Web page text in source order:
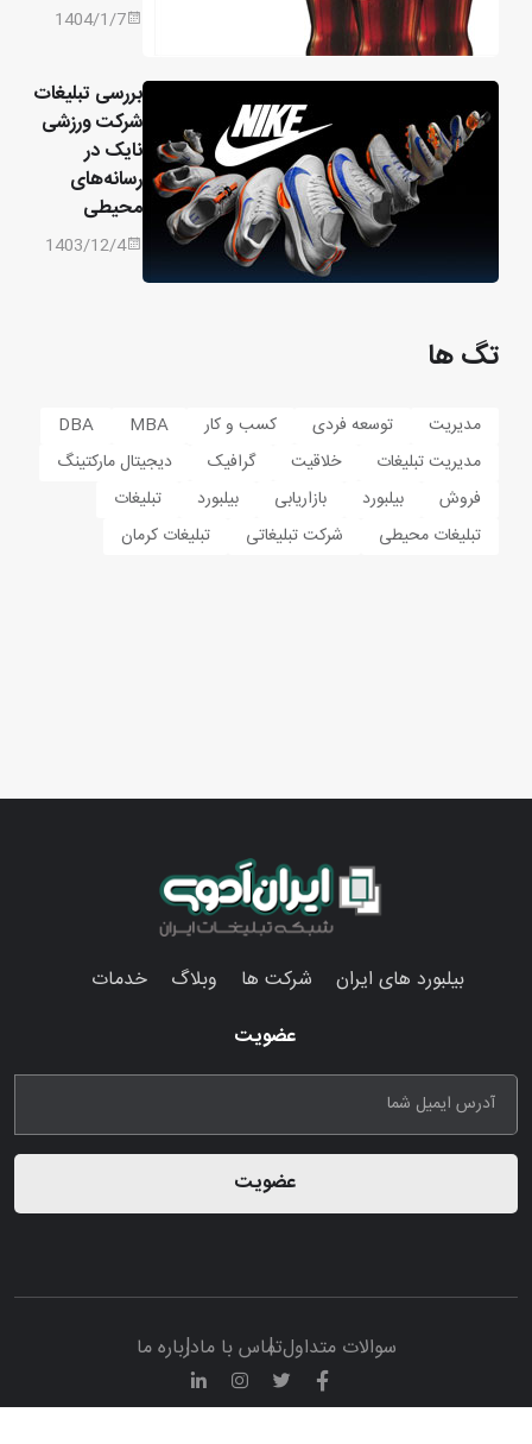
1404/1/7
بررسی تبلیغات
شرکت ورزشی
نایک در
رسانه‌های
محیطی
1403/12/4
تگ ها
مدیریت توسعه فردی کسب و کار MBA
DBA
مدیریت تبلیغات
خلاقیت گرافیک
دیجیتال مارکتینگ
فروش
بیلبورد بازاریابی بیلبورد
تبلیغات
تبلیغات محیطی
شرکت تبلیغاتی تبلیغات کرمان
بیلبورد های ایران شرکت ها وبلاگ
خدمات
عضویت
عضویت
سوالات متداولتماس با مادرباره ما